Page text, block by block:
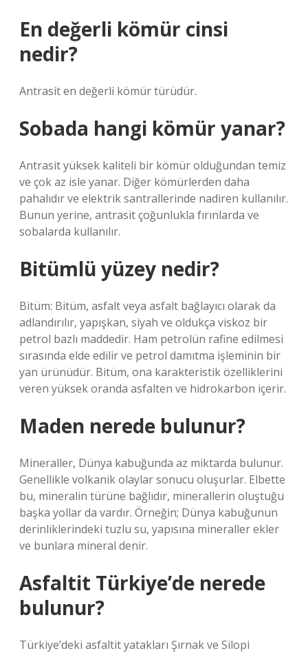
En değerli kömür cinsi
nedir?
Antrasit en değerli kömür türüdür.
Sobada hangi kömür yanar?
Antrasit yüksek kaliteli bir kömür olduğundan temiz
ve çok az isle yanar. Diğer kömürlerden daha
pahalıdır ve elektrik santrallerinde nadiren kullanılır.
Bunun yerine, antrasit çoğunlukla fırınlarda ve
sobalarda kullanılır.
Bitümlü yüzey nedir?
Bitüm: Bitüm, asfalt veya asfalt bağlayıcı olarak da
adlandırılır, yapışkan, siyah ve oldukça viskoz bir
petrol bazlı maddedir. Ham petrolün rafine edilmesi
sırasında elde edilir ve petrol damıtma işleminin bir
yan ürünüdür. Bitüm, ona karakteristik özelliklerini
veren yüksek oranda asfalten ve hidrokarbon içerir.
Maden nerede bulunur?
Mineraller, Dünya kabuğunda az miktarda bulunur.
Genellikle volkanik olaylar sonucu oluşurlar. Elbette
bu, mineralin türüne bağlıdır, minerallerin oluştuğu
başka yollar da vardır. Örneğin; Dünya kabuğunun
derinliklerindeki tuzlu su, yapısına mineraller ekler
ve bunlara mineral denir.
Asfaltit Türkiye’de nerede
bulunur?
Türkiye’deki asfaltit yatakları Şırnak ve Silopi